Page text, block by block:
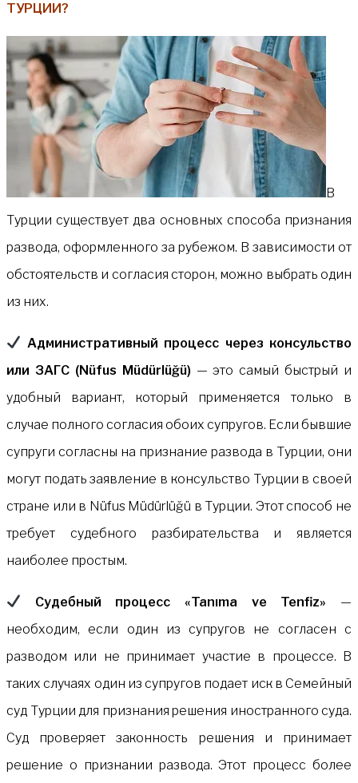
ТУРЦИИ?
В
Турции существует два основных способа признания
развода, оформленного за рубежом. В зависимости от
обстоятельств и согласия сторон, можно выбрать один
из них.
Административный процесс через консульство
или ЗАГС (Nüfus Müdürlüğü) — это самый быстрый и
удобный вариант, который применяется только в
случае полного согласия обоих супругов. Если бывшие
супруги согласны на признание развода в Турции, они
могут подать заявление в консульство Турции в своей
стране или в Nüfus Müdürlüğü в Турции. Этот способ не
требует судебного разбирательства и является
наиболее простым.
Судебный процесс «Tanıma ve Tenfiz» —
необходим, если один из супругов не согласен с
разводом или не принимает участие в процессе. В
таких случаях один из супругов подает иск в Семейный
суд Турции для признания решения иностранного суда.
Суд проверяет законность решения и принимает
решение о признании развода. Этот процесс более